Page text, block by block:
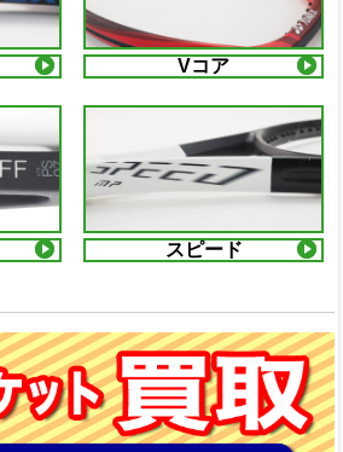
Vコア
スピード